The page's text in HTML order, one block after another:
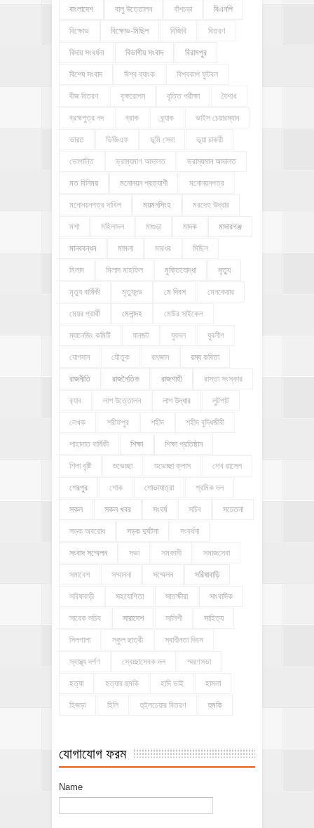
বাংলাদেশ বালু উত্তোলন বাঁশচড়া বিএনপি
বিক্ষোভ বিক্ষোভ-মিছিল বিজিবি বিতরণ
বিদায় সংবর্ধনা বিভাগীয় সংবাদ বিরামপুর
বিশেষ সংবাদ বিশ্ব ব্যাংক বিশ্বকাপ ফুটবল
বীজ বিতরণ বৃক্ষরোপন বৃত্তি পরীক্ষা বৈশাখ
ব্রহ্মপুত্র নদ ব্রাক ব্র্যাক ভাইস চেয়ারম্যান
ভারত ভিজিএফ ভূমি সেবা ভূয়া চাকরী
ভোগান্তি ভ্রাম্যমাণ আদালত ভ্রাম্যমান আদালত
মত বিনিময় মনোনয়ন প্রত্যাশী মনোনয়নপত্র
মনোনয়নপত্র দাখিল ময়মনসিংহ মরদেহ উদ্ধার
মশা মহিলাদল মাগুড়া মাদক মাদারগঞ্জ
মানববন্ধন মামলা মারধর মিছিল
মিলাদ মিলাদ মাহফিল মুক্তিযোদ্ধা মৃত্যু
মৃত্যু বার্ষিকী মৃত্যুদন্ড মে দিবস মেনকেয়ার
মেয়র প্রার্থী মেলান্দহ মোটর সাইকেল
ম্যানেজিং কমিটি যানজট যুবদল যুবলীগ
যোগদান যৌতুক রমজান রম্য কবিতা
রাজনীতি রাজনৈতিক রাজশাহী রাস্তা সংস্কার
র‍্যাব লাশ উত্তোলন লাশ উদ্ধার লুটপাট
লেখক শরীফপুর শহীদ শহীদ বুদ্ধিজীবী
শাহাদাত বার্ষিকী শিক্ষা শিক্ষা প্রতিষ্ঠান
শিলা বৃষ্টি শুভেচ্ছা শুভেচ্ছা ক্লাস শেখ রাসেল
শেরপুর শোক শোভাযাত্রা শ্রমিক দল
সকল সকল খবর সংঘর্ষ সচিব সচেতনা
সড়ক অবরোধ সড়ক দুর্ঘটনা সংবর্ধনা
সংবাদ সম্মেলন সভা সমকামী সমাজসেবা
সমাবেশ সম্মাননা সম্মেলন সরিষাবাড়ি
সরিষাবাড়ী সহযোগিতা সাতক্ষীরা সাংবাদিক
সাবেক সচিব সারাদেশ সালিশী সাহিত্য
সিলগালা স্কুল ছাত্রী স্বাধীনতা দিবস
স্বাস্থ্য দর্পণ স্বেচ্ছাসেবক দল স্মরণসভা
হত্যা হত্যার হুমকি হাদি ভাই হামলা
হিজড়া হিলি হুইলচেয়ার বিতরণ হুমকি
যোগাযোগ ফরম
Name